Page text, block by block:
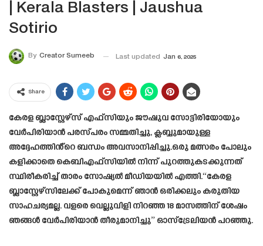
| Kerala Blasters | Jaushua
Sotirio
By Creator Sumeeb Last updated Jan 6, 2025
Share
കേരള ബ്ലാസ്റ്റേഴ്‌സ് എഫ്‌സിയും ജൗഷുവ സോട്ടിരിയോയും
വേർപിരിയാൻ പരസ്പരം സമ്മതിച്ചു, ക്ലബ്ബുമായുള്ള
അദ്ദേഹത്തിൻ്റെ ബന്ധം അവസാനിപ്പിച്ചു.ഒരു മത്സരം പോലും
കളിക്കാതെ കെബിഎഫ്‌സിയിൽ നിന്ന് പുറത്തുകടക്കുന്നത്
സ്ഥിരീകരിച്ച് താരം സോഷ്യൽ മീഡിയയിൽ എത്തി.“കേരള
ബ്ലാസ്റ്റേഴ്സിലേക്ക് പോകുമെന്ന് ഞാൻ ഒരിക്കലും കരുതിയ
സാഹചര്യമല്ല. വളരെ വെല്ലുവിളി നിറഞ്ഞ 18 മാസത്തിന് ശേഷം
ഞങ്ങൾ വേർപിരിയാൻ തീരുമാനിച്ചു” ഓസ്‌ട്രേലിയൻ പറഞ്ഞു.